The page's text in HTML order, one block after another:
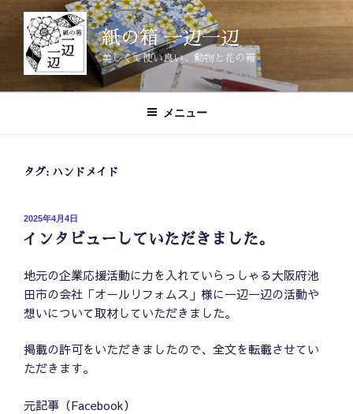
コ
紙の箱 一辺一辺
美しくて使い良い、動物と花の箱
メニュー
タグ: ハンドメイド
投
稿
日:
2025年4月4日
インタビューしていただきました。
地元の企業応援活動に力を入れていらっしゃる大阪府池
田市の会社「オールリフォムス」様に一辺一辺の活動や
想いについて取材していただきました。
掲載の許可をいただきましたので、全文を転載させてい
ただきます。
元記事（Facebook）